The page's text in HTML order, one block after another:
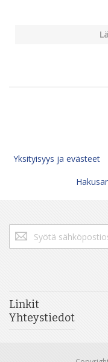
Yksityisyys ja evästeet
Tilaa
uutiskirjeemme:
Linkit
Yhteystiedot